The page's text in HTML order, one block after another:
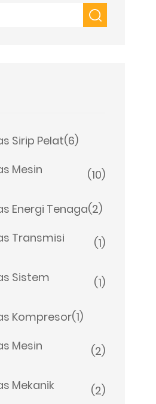
Sirip Pelat(6)
Mesin
(10)
Energi Tenaga(2)
Transmisi
(1)
Sistem (1)
Kompresor(1)
Mesin
(2)
Mekanik (2)